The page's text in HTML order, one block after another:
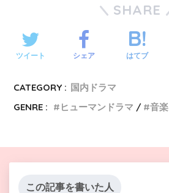
SHARE
ツイート シェア はてブ
CATEGORY : 国内ドラマ
GENRE :
ヒューマンドラマ 音楽
この記事を書いた人